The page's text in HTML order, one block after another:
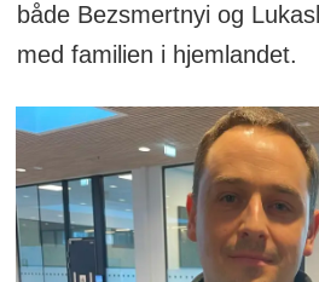
både Bezsmertnyi og
med familien i hjemlandet.